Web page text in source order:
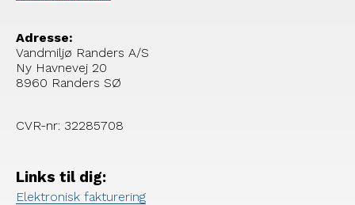
Adresse:
Vandmiljø Randers A/S
Ny Havnevej 20
8960 Randers SØ
CVR-nr: 32285708
Links til dig:
Elektronisk fakturering